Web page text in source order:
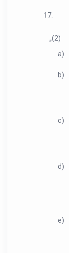
17.
„(2)
a)
b)
c)
d)
e)